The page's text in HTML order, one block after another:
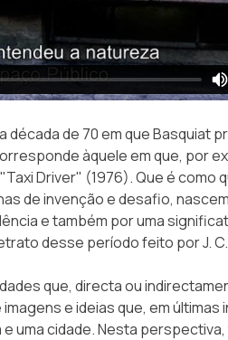
de 70 em que Basquiat
àquele em que, por
"Taxi Driver" (1976). Que é como
de invenção e desafio,
e também por uma
desse período feito por J.
que, directa ou
e ideias que, em últimas
uma cidade. Nesta